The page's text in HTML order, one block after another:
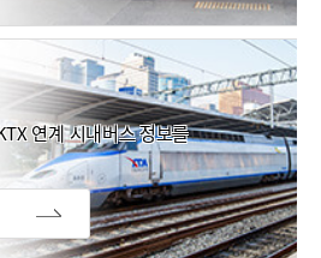
연계 시내버스 정보를